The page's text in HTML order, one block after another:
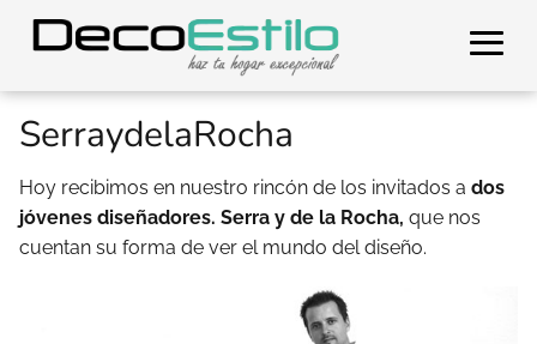
SerraydelaRocha
Hoy recibimos en nuestro rincón de los invitados a dos
jóvenes diseñadores. Serra y de la Rocha, que nos
cuentan su forma de ver el mundo del diseño.